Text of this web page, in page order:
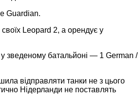
Guardian.
своїх Leopard 2, а орендує у
зведеному батальйоні — 1 German /
відправляти танки не з цього
Нідерланди не поставлять